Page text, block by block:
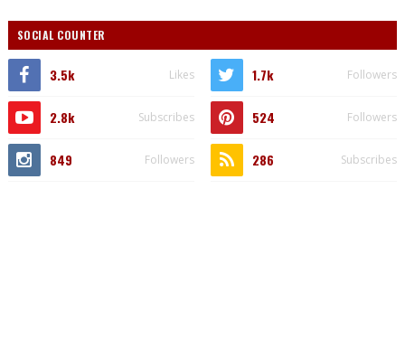
SOCIAL COUNTER
3.5k Likes 1.7k Followers
2.8k Subscribes 524 Followers
849 Followers 286 Subscribes